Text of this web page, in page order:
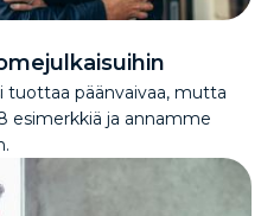
tuottaa päänvaivaa, mutta
esimerkkiä ja annamme